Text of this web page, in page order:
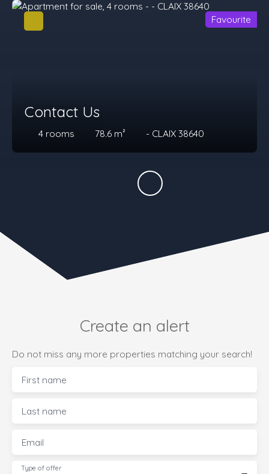
Contact Us
4 rooms 78.6 m² - CLAIX 38640
Favourite
Create an alert
Do not miss any more properties matching your search!
First name
Last name
Email
Type of offer